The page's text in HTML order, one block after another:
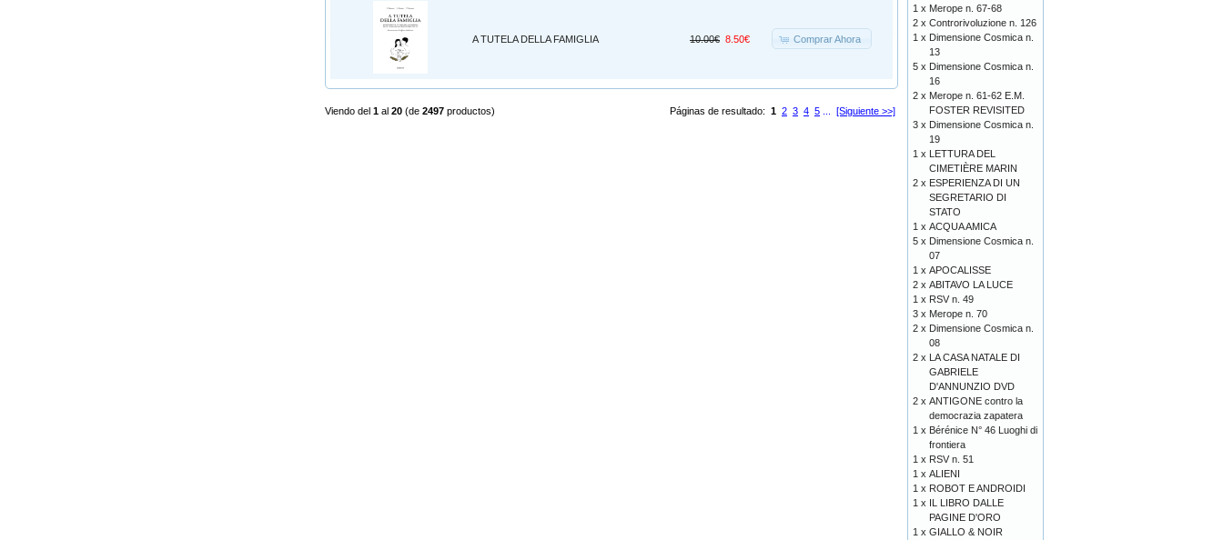
A TUTELA DELLA FAMIGLIA 10.00€ 8.50€ Comprar Ahora
Páginas de resultado: 1 2 3 4 5 [Siguiente >>]
Viendo del 1 al 20 (de 2497 productos)
1 x Merope n. 67-68
2 x Controrivoluzione n. 126
1 x Dimensione Cosmica n.
13
5 x Dimensione Cosmica n.
16
2 x Merope n. 61-62 E.M.
FOSTER REVISITED
3 x Dimensione Cosmica n.
19
1 x LETTURA DEL
CIMETIÈRE MARIN
2 x ESPERIENZA DI UN
SEGRETARIO DI
STATO
1 x ACQUA AMICA
5 x Dimensione Cosmica n.
07
1 x APOCALISSE
2 x ABITAVO LA LUCE
1 x RSV n. 49
3 x Merope n. 70
2 x Dimensione Cosmica n.
08
2 x LA CASA NATALE DI
GABRIELE
D'ANNUNZIO DVD
2 x ANTIGONE contro la
democrazia zapatera
1 x Bérénice N° 46 Luoghi di
frontiera
1 x RSV n. 51
1 x ALIENI
1 x ROBOT E ANDROIDI
1 x IL LIBRO DALLE
PAGINE D'ORO
1 x GIALLO & NOIR